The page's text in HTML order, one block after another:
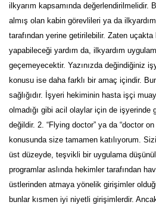
ilkyarım kapsamında değerlendirilmelidir.
almış olan kabin görevlileri ya da
tarafından yerine getirilebilir. Zaten uçakta
yapabileceği yardım da, ilkyardım
geçemeyecektir. Yazınızda değindiğiniz
konusu ise daha farklı bir amaç içindir.
sağlığıdır. İşyeri hekiminin hasta işçi
olmadığı gibi acil olaylar için de
değildir. 2. “Flying doctor” ya da “doctor
konusunda size tamamen katılıyorum.
üst düzeyde, teşvikli bir uygulama
programlar aslında hekimler tarafından
üstlerinden atmaya yönelik girişimler
bunlar kısmen iyi niyetli girişimlerdir.